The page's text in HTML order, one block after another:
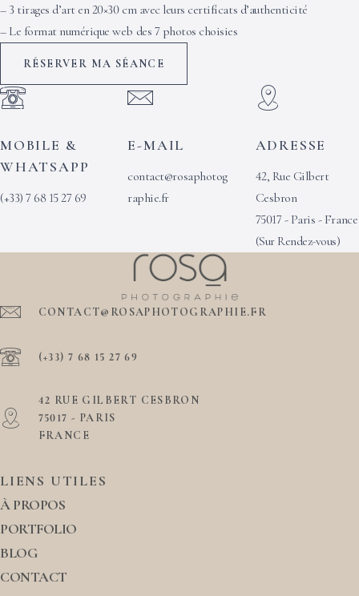
– 3 tirages d’art en 20×30 cm avec leurs certificats d’authenticité
– Le format numérique web des 7 photos choisies
RÉSERVER MA SÉANCE
MOBILE &
WHATSAPP
(+33) 7 68 15 27 69
E-MAIL
contact@rosaphotog
raphie.fr
ADRESSE
42, Rue Gilbert
Cesbron
75017 - Paris - France
(Sur Rendez-vous)
CONTACT@ROSAPHOTOGRAPHIE.FR
(+33) 7 68 15 27 69
42 RUE GILBERT CESBRON
75017 - PARIS
FRANCE
LIENS UTILES
À PROPOS
PORTFOLIO
BLOG
CONTACT